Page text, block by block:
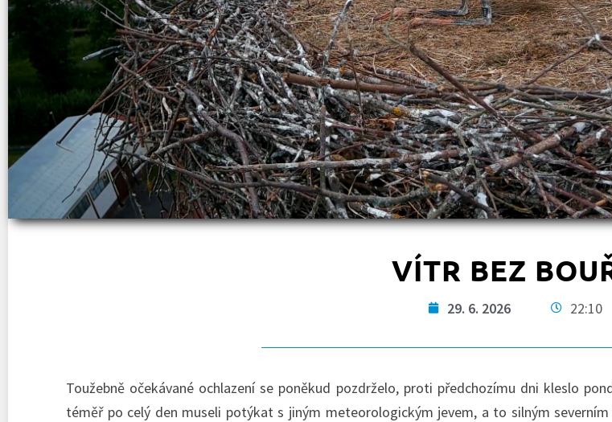
VÍTR BEZ
29. 6. 2026 22:10
Toužebně očekávané ochlazení se poněkud pozdrželo, proti předchozímu dni kleslo
téměř po celý den museli potýkat s jiným meteorologickým jevem, a to silným